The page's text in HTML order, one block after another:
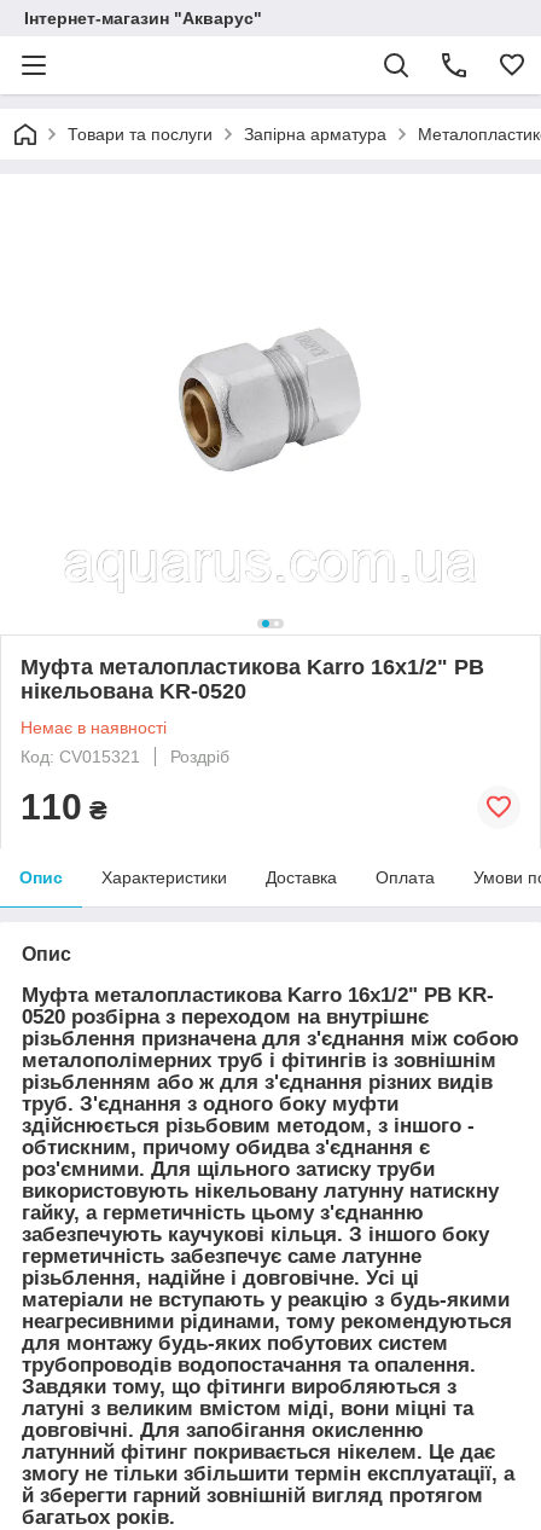
Інтернет-магазин "Акварус"
Товари та послуги Запірна арматура
Муфта металопластикова Karro 16х1/2" РВ
нікельована KR-0520
Немає в наявності
Код: CV015321
Роздріб
110 ₴
Опис Характеристики Доставка Оплата Умови
Опис
Муфта металопластикова Karro 16х1/2" РВ KR-
0520 розбірна з переходом на внутрішнє
різьблення призначена для з'єднання між собою
металополімерних труб і фітингів із зовнішнім
різьбленням або ж для з'єднання різних видів
труб. З'єднання з одного боку муфти
здійснюється різьбовим методом, з іншого -
обтискним, причому обидва з'єднання є
роз'ємними. Для щільного затиску труби
використовують нікельовану латунну натискну
гайку, а герметичність цьому з'єднанню
забезпечують каучукові кільця. З іншого боку
герметичність забезпечує саме латунне
різьблення, надійне і довговічне. Усі ці
матеріали не вступають у реакцію з будь-якими
неагресивними рідинами, тому рекомендуються
для монтажу будь-яких побутових систем
трубопроводів водопостачання та опалення.
Завдяки тому, що фітинги виробляються з
латуні з великим вмістом міді, вони міцні та
довговічні. Для запобігання окисленню
латунний фітинг покривається нікелем. Це дає
змогу не тільки збільшити термін експлуатації, а
й зберегти гарний зовнішній вигляд протягом
багатьох років.